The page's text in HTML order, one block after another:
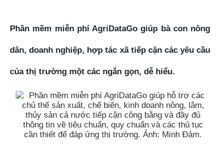
Phần mềm miễn phí AgriDataGo giúp bà con nông
dân, doanh nghiệp, hợp tác xã tiếp cận các yêu cầu
của thị trường một các ngắn gọn, dễ hiểu.